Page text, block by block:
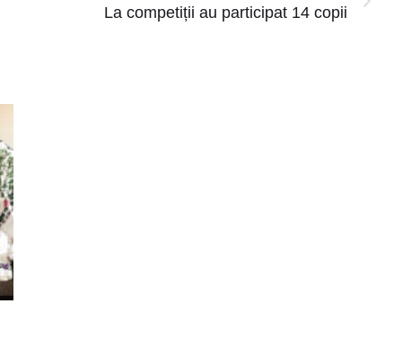
La competiții au participat 14 copii